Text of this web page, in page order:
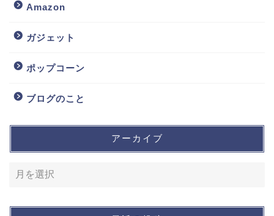
Amazon
ガジェット
ポップコーン
ブログのこと
アーカイブ